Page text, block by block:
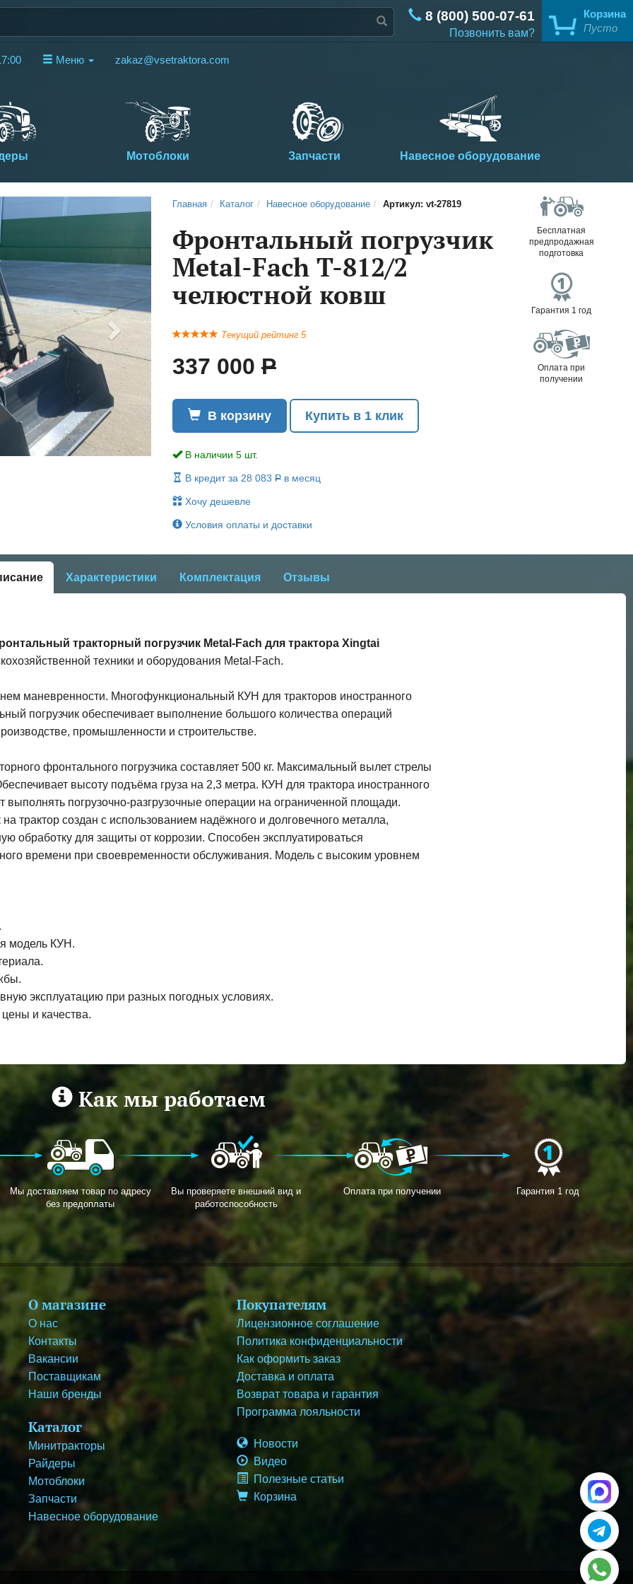
Меню zakaz@vsetraktora.com
8 (800) 500-07-61
Позвонить вам?
Корзина
Мотоблоки Запчасти Навесное оборудование
Главная Каталог Навесное оборудование Артикул: vt-27819
Фронтальный погрузчик
Metal-Fach Т-812/2
челюстной ковш
Текущий рейтинг 5
337 000 Р
В корзину Купить в 1 клик
В наличии 5 шт.
В кредит за 28 083 Р в месяц
Хочу дешевле
Условия оплаты и доставки
Бесплатная
предпродажная
подготовка
Гарантия 1 год
Оплата при
получении
Характеристики Комплектация Отзывы
тракторный погрузчик Metal-Fach для трактора Xingtai
техники и оборудования Metal-Fach.
маневренности. Многофункциональный КУН для тракторов иностранного
погрузчик обеспечивает выполнение большого количества операций
промышленности и строительстве.
фронтального погрузчика составляет 500 кг. Максимальный вылет стрелы
высоту подъёма груза на 2,3 метра. КУН для трактора иностранного
выполнять погрузочно-разгрузочные операции на ограниченной площади.
трактор создан с использованием надёжного и долговечного металла,
обработку для защиты от коррозии. Способен эксплуатироваться
времени при своевременности обслуживания. Модель с высоким уровнем
модель КУН.
эксплуатацию при разных погодных условиях.
и качества.
Как мы работаем
Мы доставляем товар по адресу
без предоплаты
Вы проверяете внешний вид и
работоспособность
Оплата при получении Гарантия 1 год
О магазине
О нас
Контакты
Вакансии
Поставщикам
Наши бренды
Каталог
Минитракторы
Райдеры
Мотоблоки
Запчасти
Навесное оборудование
Покупателям
Лицензионное соглашение
Политика конфиденциальности
Как оформить заказ
Доставка и оплата
Возврат товара и гарантия
Программа лояльности
Новости
Видео
Полезные статьи
Корзина